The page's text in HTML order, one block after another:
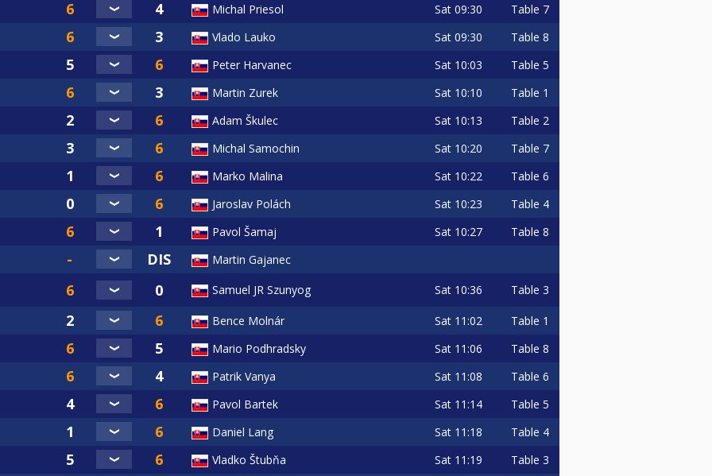
kontrolujú sami.
iba vedúci turnaja. Prosíme hráčov, aby tieto pravidlá dodržiavali. Iba ich dodržiavanie
kvalitu športu samotného. Zároveň ich dodržiavanie môže skrátiť trvanie turnaja aj
s týmito pravidlami ako aj s následkami ich porušenia!
Michal Priesol Sat 09:30 Table 7
Vlado Lauko Sat 09:30 Table 8
Peter Harvanec Sat 10:03 Table 5
Martin Zurek Sat 10:10 Table 1
Adam Škulec Sat 10:13 Table 2
Michal Samochin Sat 10:20 Table 7
Marko Malina Sat 10:22 Table 6
Jaroslav Polách Sat 10:23 Table 4
Pavol Šamaj Sat 10:27 Table 8
Martin Gajanec
Samuel JR Szunyog Sat 10:36 Table 3
Bence Molnár Sat 11:02 Table 1
Mario Podhradsky Sat 11:06 Table 8
Patrik Vanya Sat 11:08 Table 6
Pavol Bartek Sat 11:14 Table 5
Daniel Lang Sat 11:18 Table 4
Vladko Štubňa Sat 11:19 Table 3